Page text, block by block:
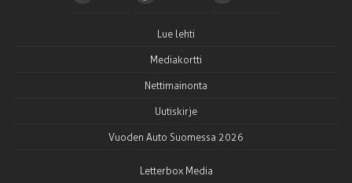
Lue lehti
Mediakortti
Nettimainonta
Uutiskirje
Vuoden Auto Suomessa 2026
Letterbox Media